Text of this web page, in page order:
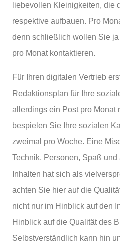
liebevollen Kleinigkeiten, die
respektive aufbauen. Pro
denn schließlich wollen Sie ja
pro Monat kontaktieren.
Für Ihren digitalen Vertrieb
Redaktionsplan für Ihre
allerdings ein Post pro Monat
bespielen Sie Ihre sozialen
zweimal pro Woche. Eine
Technik, Personen, Spaß
Inhalten hat sich als
achten Sie hier auf die
nicht nur im Hinblick auf den
Hinblick auf die Qualität des
Selbstverständlich kann hin